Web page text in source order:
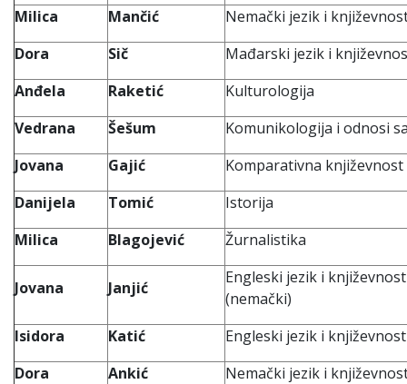
Milica Mančić
Nemački jezik i
Dora
Sič
Mađarski jezik i
Anđela
Raketić
Kulturologija
Vedrana
Šešum
Komunikologija i odnosi
Jovana
Gajić
Komparativna
Danijela
Tomić
Istorija
Milica
Blagojević Žurnalistika
Jovana Janjić
Engleski jezik i
(nemački)
Isidora
Katić
Engleski jezik i književnost
Dora
Ankić
Nemački jezik i